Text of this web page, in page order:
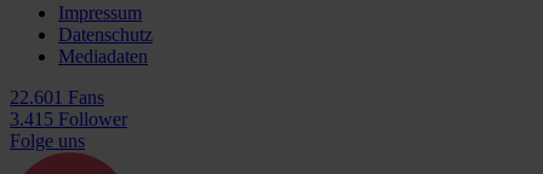
Impressum
Datenschutz
Mediadaten
22.601 Fans
3.415 Follower
Folge uns